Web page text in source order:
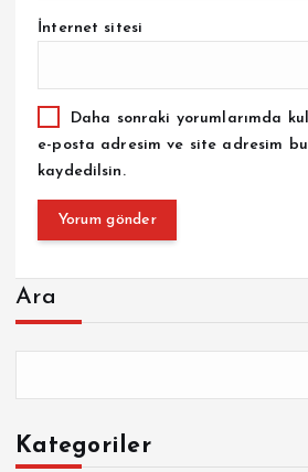
İnternet sitesi
Daha sonraki yorumlarımda
e-posta adresim ve site adresim bu
kaydedilsin.
Ara
Kategoriler